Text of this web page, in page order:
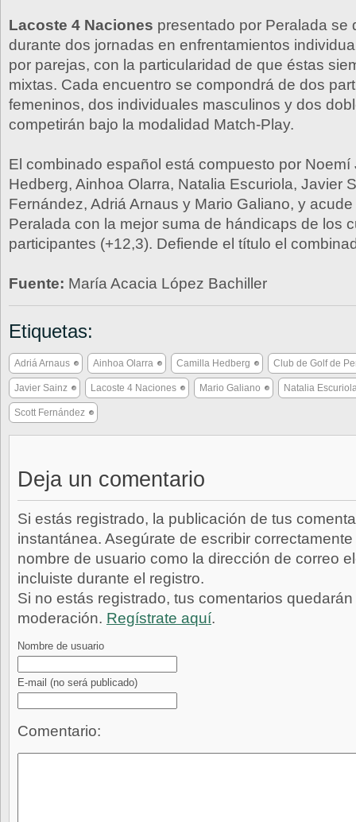
Lacoste 4 Naciones presentado por Peralada se
durante dos jornadas en enfrentamientos
por parejas, con la particularidad de que éstas
mixtas. Cada encuentro se compondrá de dos
femeninos, dos individuales masculinos y dos
competirán bajo la modalidad Match-Play.
El combinado español está compuesto por Noemí
Hedberg, Ainhoa Olarra, Natalia Escuriola, Javier
Fernández, Adriá Arnaus y Mario Galiano, y
Peralada con la mejor suma de hándicaps de los
participantes (+12,3). Defiende el título el
Fuente: María Acacia López Bachiller
Etiquetas:
Adriá Arnaus Ainhoa Olarra Camilla Hedberg Club de Golf de
Javier Sainz Lacoste 4 Naciones Mario Galiano Natalia
Scott Fernández
Deja un comentario
Si estás registrado, la publicación de tus
instantánea. Asegúrate de escribir
nombre de usuario como la dirección de correo
incluiste durante el registro.
Si no estás registrado, tus comentarios
moderación. Regístrate aquí.
Nombre de usuario
E-mail (no será publicado)
Comentario: